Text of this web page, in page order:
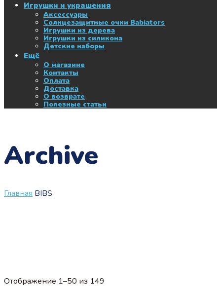
Игрушки и украшения
Аксессуары
Солнцезащитные очки Babiators
Игрушки из дерева
Игрушки из силикона
Детские наборы
Ещё
О магазине
Контакты
Оплата
Доставка
О возврате
Полезные статьи
Archive
Главная BIBS
Отображение 1–50 из 149